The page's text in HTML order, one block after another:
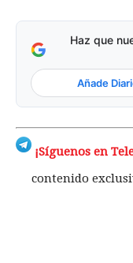
Haz que
Añade
¡Síguenos en
contenido